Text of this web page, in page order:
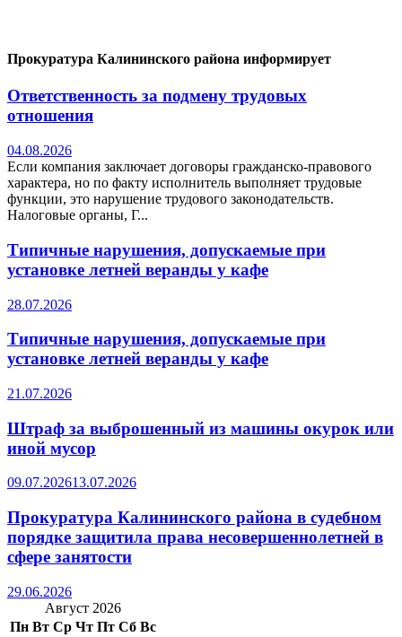
Прокуратура Калининского района информирует
Ответственность за подмену трудовых
отношения
04.08.2026
Если компания заключает договоры гражданско-правового
характера, но по факту исполнитель выполняет трудовые
функции, это нарушение трудового законодательств.
Налоговые органы, Г...
Типичные нарушения, допускаемые при
установке летней веранды у кафе
28.07.2026
Типичные нарушения, допускаемые при
установке летней веранды у кафе
21.07.2026
Штраф за выброшенный из машины окурок или
иной мусор
09.07.202613.07.2026
Прокуратура Калининского района в судебном
порядке защитила права несовершеннолетней в
сфере занятости
29.06.2026
Август 2026
Пн Вт Ср Чт Пт Сб Вс